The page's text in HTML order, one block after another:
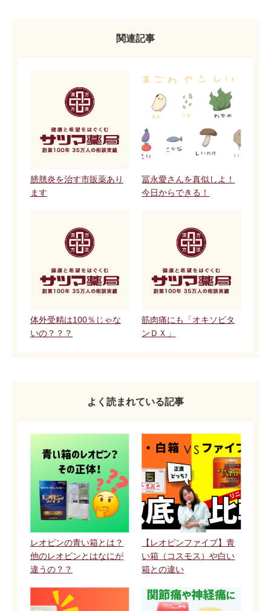
関連記事
膀胱炎を治す市販薬あり
ます
冨永愛さんを真似しよ！
今日からできる！
体外受精は100％じゃな
いの？？？
筋肉痛にも「オキソピタ
ンＤＸ」
よく読まれている記事
レオピンの青い箱とは？
他のレオピンとはなにが
違うの？？
【レオピンファイブ】青
い箱（コスモス）や白い
箱との違い